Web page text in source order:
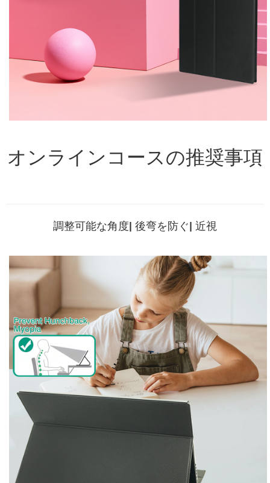
オンラインコースの推奨事項
調整可能な角度| 後弯を防ぐ| 近視